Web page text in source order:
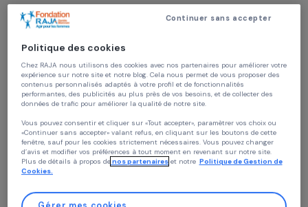
Entreprendre au féminin à POTOSI :
à la création de micro-entreprises
Mission Potosi
Bolivie,Amérique latine
Soutenu en 2010
Politique des cookies
expérience sur notre site et notre blog. Cela nous permet de vous proposer
contenus personnalisés adaptés à votre profil et de fonctionnalités
performantes, des publicités au plus près de vos besoins, et de collecter des
données de trafic pour améliorer la qualité de notre site.
«Continuer sans accepter» valant refus, en cliquant sur les boutons de cette
fenêtre, sauf pour les cookies strictement nécessaires. Vous pouvez changer
Continuer sans accepter